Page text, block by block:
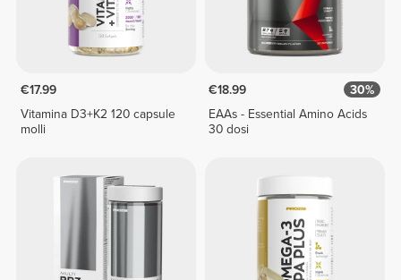
€17.99
Vitamina D3+K2 120 capsule
molli
€18.99
30%
EAAs - Essential Amino Acids
30 dosi